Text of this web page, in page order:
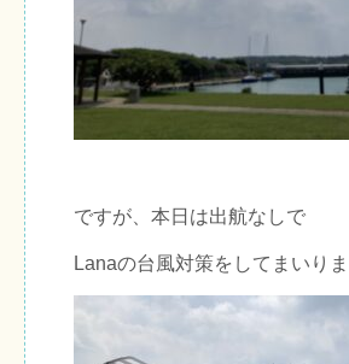
ですが、本日は出航なしで
Lanaの台風対策をしてまいり